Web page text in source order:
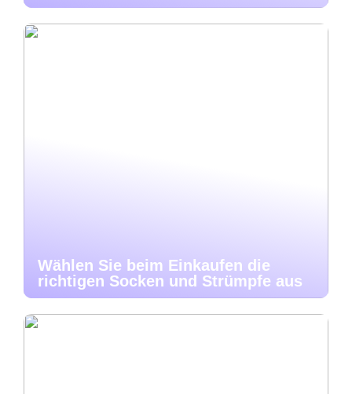
Wählen Sie beim Einkaufen die
richtigen Socken und Strümpfe aus